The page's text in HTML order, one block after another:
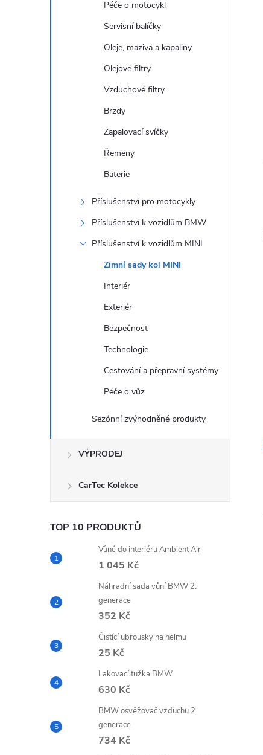
Péče o motocykl
Servisní balíčky
Oleje, maziva a kapaliny
Olejové filtry
Vzduchové filtry
Brzdy
Zapalovací svíčky
Řemeny
Baterie
Příslušenství pro motocykly
Příslušenství k vozidlům BMW
Příslušenství k vozidlům MINI
Zimní sady kol MINI
Interiér
Exteriér
Bezpečnost
Technologie
Cestování a přepravní systémy
Péče o vůz
Sezónní zvýhodněné produkty
VÝPRODEJ
CarTec Kolekce
TOP 10 PRODUKTŮ
Vůně do interiéru Ambient Air
1 045 Kč
Náhradní sada vůní BMW 2.
generace
352 Kč
Čistící ubrousky na helmu
25 Kč
Lakovací tužka BMW
630 Kč
BMW osvěžovač vzduchu 2.
generace
734 Kč